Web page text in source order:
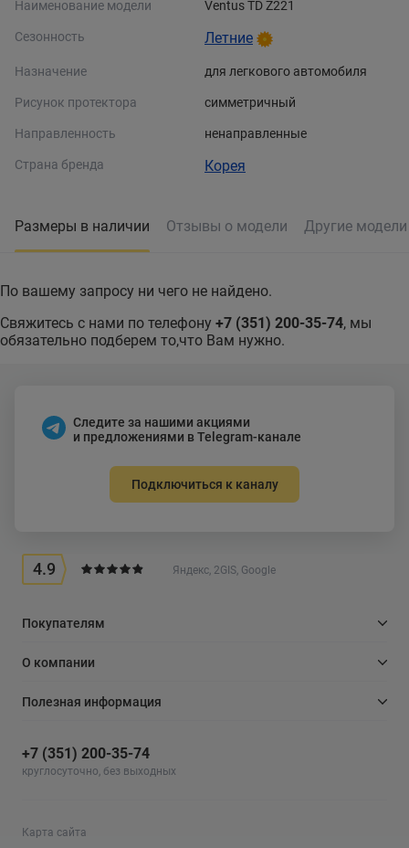
Наименование модели Ventus TD Z221
Сезонность Летние
Назначение для легкового автомобиля
Рисунок протектора симметричный
Направленность ненаправленные
Страна бренда Корея
Размеры в наличии Отзывы о модели Другие
По вашему запросу ни чего не найдено.
Свяжитесь с нами по телефону +7 (351) 200-35-74, мы
обязательно подберем то,что Вам нужно.
Следите за нашими акциями
и предложениями в Telegram-канале
Подключиться к каналу
4.9 Яндекс, 2GIS, Google
Покупателям
О компании
Полезная информация
+7 (351) 200-35-74
круглосуточно, без выходных
Карта сайта